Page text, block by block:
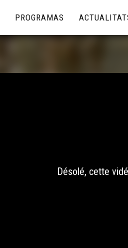
PROGRAMAS
Désolé, cette